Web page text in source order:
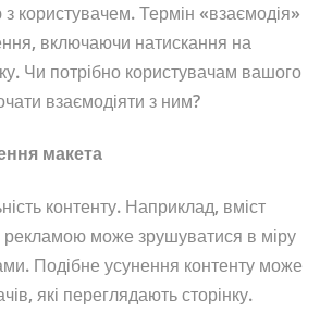
користувачем. Термін «взаємодія»
включаючи натискання на
Чи потрібно користувачам вашого
взаємодіяти з ним?
макета
контенту. Наприклад, вміст
рекламою може зрушуватися в міру
Подібне усунення контенту може
які переглядають сторінку.